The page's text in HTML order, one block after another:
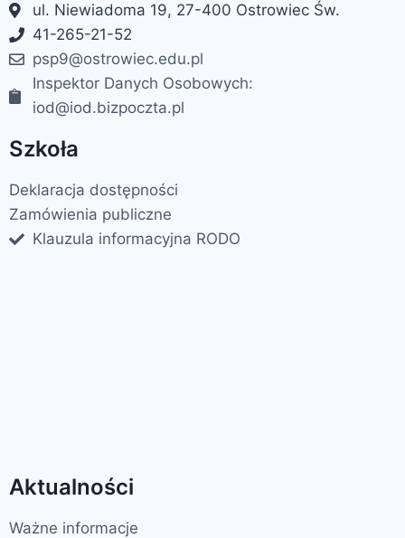
ul. Niewiadoma 19, 27-400 Ostrowiec Św.
41-265-21-52
psp9@ostrowiec.edu.pl
Inspektor Danych Osobowych:
iod@iod.bizpoczta.pl
Szkoła
Deklaracja dostępności
Zamówienia publiczne
Klauzula informacyjna RODO
Aktualności
Ważne informacje